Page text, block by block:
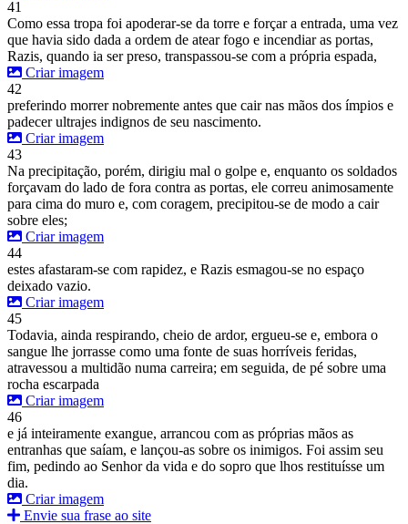
41
Como essa tropa foi apoderar-se da torre e forçar a entrada, uma vez
que havia sido dada a ordem de atear fogo e incendiar as portas,
Razis, quando ia ser preso, transpassou-se com a própria espada,
Criar imagem
42
preferindo morrer nobremente antes que cair nas mãos dos ímpios e
padecer ultrajes indignos de seu nascimento.
Criar imagem
43
Na precipitação, porém, dirigiu mal o golpe e, enquanto os soldados
forçavam do lado de fora contra as portas, ele correu animosamente
para cima do muro e, com coragem, precipitou-se de modo a cair
sobre eles;
Criar imagem
44
estes afastaram-se com rapidez, e Razis esmagou-se no espaço
deixado vazio.
Criar imagem
45
Todavia, ainda respirando, cheio de ardor, ergueu-se e, embora o
sangue lhe jorrasse como uma fonte de suas horríveis feridas,
atravessou a multidão numa carreira; em seguida, de pé sobre uma
rocha escarpada
Criar imagem
46
e já inteiramente exangue, arrancou com as próprias mãos as
entranhas que saíam, e lançou-as sobre os inimigos. Foi assim seu
fim, pedindo ao Senhor da vida e do sopro que lhos restituísse um
dia.
Criar imagem
Envie sua frase ao site